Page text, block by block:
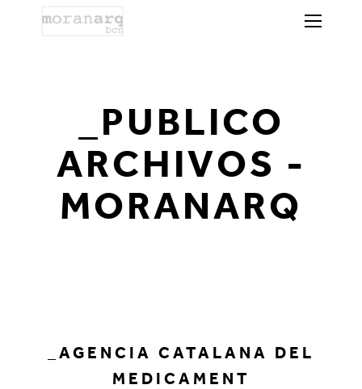
_PUBLICO
ARCHIVOS -
MORANARQ
_AGENCIA CATALANA DEL
MEDICAMENT